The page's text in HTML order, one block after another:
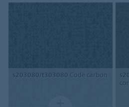
s203080/t303080 Code carbon